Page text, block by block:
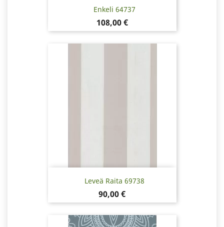
Enkeli 64737
Hinta
108,00 €
Leveä Raita 69738
Hinta
90,00 €